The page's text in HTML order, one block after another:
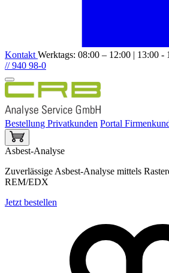
Kontakt Werktags: 08:00 – 12:00 | 13:00 -
// 940 98-0
Bestellung Privatkunden Portal
Asbest-Analyse
Zuverlässige Asbest-Analyse mittels
REM/EDX
Jetzt bestellen